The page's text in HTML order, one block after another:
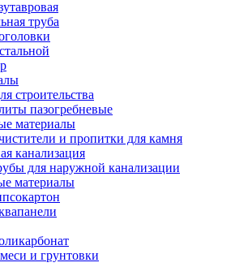
труба
строительства
пазогребневые
материалы
и пропитки для камня
канализация
для наружной канализации
материалы
и грунтовки